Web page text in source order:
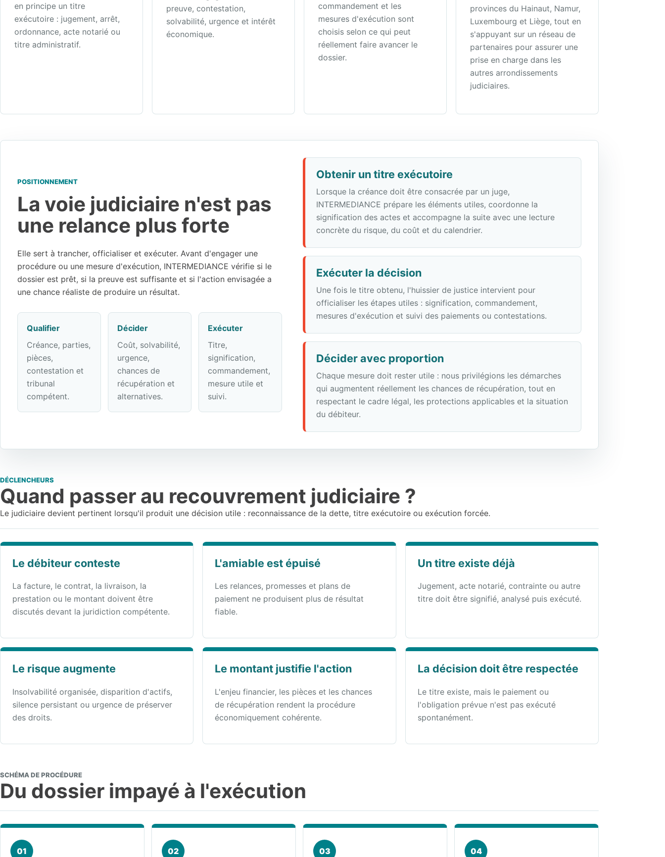
en principe un titre
exécutoire : jugement, arrêt,
ordonnance, acte notarié ou
titre administratif.
preuve, contestation,
solvabilité, urgence et intérêt
économique.
commandement et les
mesures d'exécution sont
choisis selon ce qui peut
réellement faire avancer le
dossier.
provinces du Hainaut, Namur,
Luxembourg et Liège, tout en
s'appuyant sur un réseau de
partenaires pour assurer une
prise en charge dans les
autres arrondissements
judiciaires.
POSITIONNEMENT
La voie judiciaire n'est pas
une relance plus forte
Elle sert à trancher, officialiser et exécuter. Avant d'engager une
procédure ou une mesure d'exécution, INTERMEDIANCE vérifie si le
dossier est prêt, si la preuve est suffisante et si l'action envisagée a
une chance réaliste de produire un résultat.
Qualifier
Créance, parties,
pièces,
contestation et
tribunal
compétent.
Décider
Coût, solvabilité,
urgence,
chances de
récupération et
alternatives.
Exécuter
Titre,
signification,
commandement,
mesure utile et
suivi.
Obtenir un titre exécutoire
Lorsque la créance doit être consacrée par un juge,
INTERMEDIANCE prépare les éléments utiles, coordonne la
signification des actes et accompagne la suite avec une lecture
concrète du risque, du coût et du calendrier.
Exécuter la décision
Une fois le titre obtenu, l'huissier de justice intervient pour
officialiser les étapes utiles : signification, commandement,
mesures d'exécution et suivi des paiements ou contestations.
Décider avec proportion
Chaque mesure doit rester utile : nous privilégions les démarches
qui augmentent réellement les chances de récupération, tout en
respectant le cadre légal, les protections applicables et la situation
du débiteur.
DÉCLENCHEURS
Quand passer au recouvrement judiciaire ?
Le judiciaire devient pertinent lorsqu'il produit une décision utile : reconnaissance de la dette, titre exécutoire ou exécution forcée.
Le débiteur conteste
La facture, le contrat, la livraison, la
prestation ou le montant doivent être
discutés devant la juridiction compétente.
L'amiable est épuisé
Les relances, promesses et plans de
paiement ne produisent plus de résultat
fiable.
Un titre existe déjà
Jugement, acte notarié, contrainte ou autre
titre doit être signifié, analysé puis exécuté.
Le risque augmente
Insolvabilité organisée, disparition d'actifs,
silence persistant ou urgence de préserver
des droits.
Le montant justifie l'action
L'enjeu financier, les pièces et les chances
de récupération rendent la procédure
économiquement cohérente.
La décision doit être respectée
Le titre existe, mais le paiement ou
l'obligation prévue n'est pas exécuté
spontanément.
SCHÉMA DE PROCÉDURE
Du dossier impayé à l'exécution